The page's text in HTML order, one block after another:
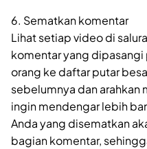
6. Sematkan komentar
Lihat setiap video di
komentar yang
orang ke daftar putar
sebelumnya dan arahkan
ingin mendengar lebih
Anda yang disematkan
bagian komentar,